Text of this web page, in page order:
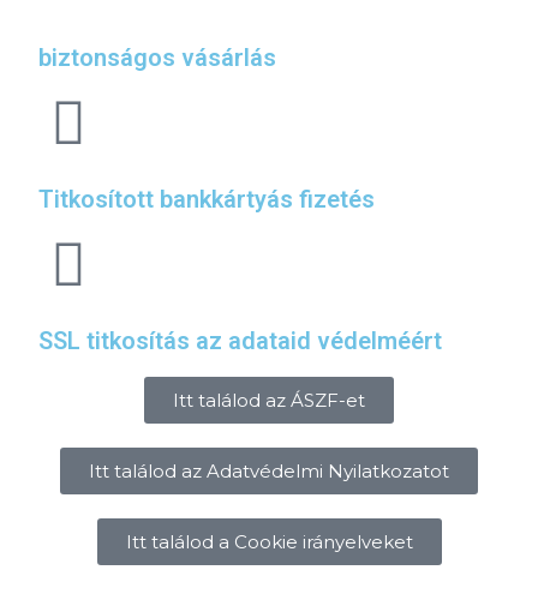
biztonságos vásárlás
Titkosított bankkártyás fizetés
SSL titkosítás az adataid védelméért
Itt találod az ÁSZF-et
Itt találod az Adatvédelmi Nyilatkozatot
Itt találod a Cookie irányelveket